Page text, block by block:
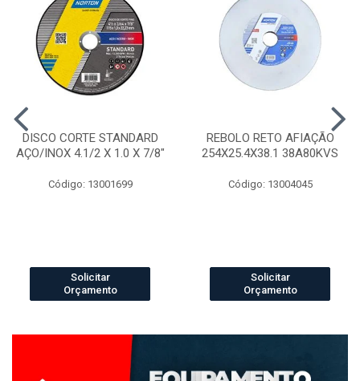
DISCO CORTE STANDARD
AÇO/INOX 4.1/2 X 1.0 X 7/8"
Código: 13001699
Solicitar
Orçamento
REBOLO RETO AFIAÇÃO
254X25.4X38.1 38A80KVS
Código: 13004045
Solicitar
Orçamento